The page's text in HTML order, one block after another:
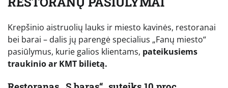
Krepšinio aistruolių lauks ir miesto kavinės, restoranai
bei barai – dalis jų parengė specialius „Fanų miesto“
pasiūlymus, kurie galios klientams, pateikusiems
traukinio ar KMT bilietą.